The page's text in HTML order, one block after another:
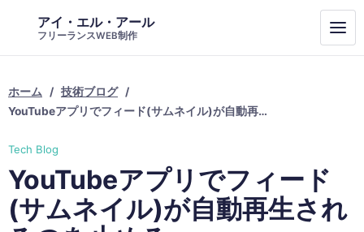
アイ・エル・アール
フリーランスWEB制作
ホーム
技術ブログ
YouTubeアプリでフィード(サムネイル)が自動再生されるのを止める
Tech Blog
YouTubeアプリでフィード
(サムネイル)が自動再生され